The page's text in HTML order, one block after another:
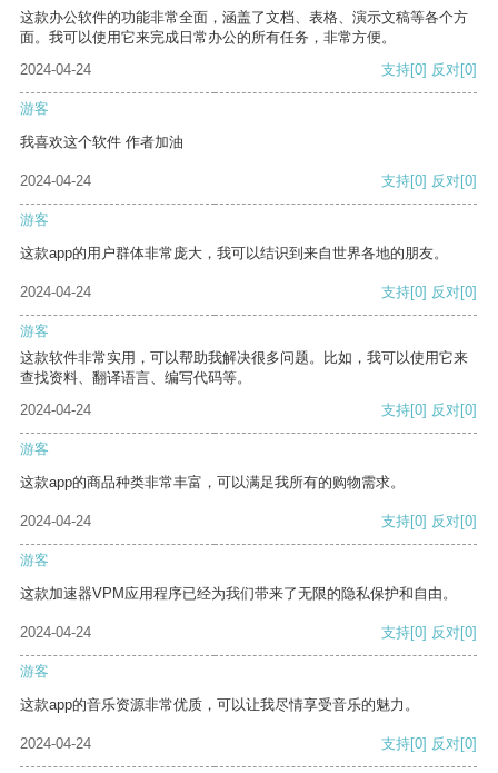
这款办公软件的功能非常全面，涵盖了文档、表格、演示文稿等各个方
面。我可以使用它来完成日常办公的所有任务，非常方便。
2024-04-24
支持[0] 反对[0]
游客
我喜欢这个软件 作者加油
2024-04-24 支持[0] 反对[0]
游客
这款app的用户群体非常庞大，我可以结识到来自世界各地的朋友。
2024-04-24 支持[0] 反对[0]
游客
这款软件非常实用，可以帮助我解决很多问题。比如，我可以使用它来
查找资料、翻译语言、编写代码等。
2024-04-24
支持[0] 反对[0]
游客
这款app的商品种类非常丰富，可以满足我所有的购物需求。
2024-04-24 支持[0] 反对[0]
游客
这款加速器VPM应用程序已经为我们带来了无限的隐私保护和自由。
2024-04-24 支持[0] 反对[0]
游客
这款app的音乐资源非常优质，可以让我尽情享受音乐的魅力。
2024-04-24 支持[0] 反对[0]